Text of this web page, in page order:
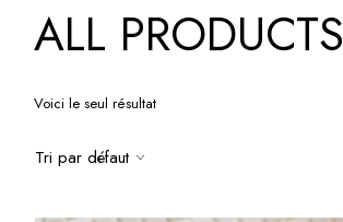
ALL PRODUCTS
Voici le seul résultat
Tri par défaut